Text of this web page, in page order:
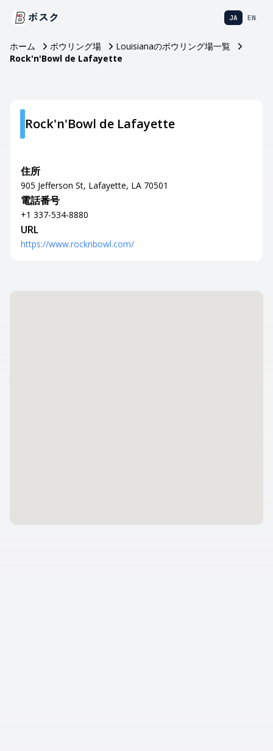
ボスク JA EN
ホーム ボウリング場
Louisianaのボウリング場一覧
Rock'n'Bowl de Lafayette
Rock'n'Bowl de Lafayette
住所
905 Jefferson St, Lafayette, LA 70501
電話番号
+1 337-534-8880
URL
https://www.rocknbowl.com/